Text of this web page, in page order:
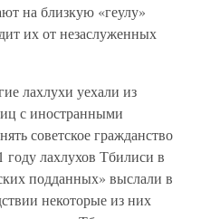
на близкую «геулу»
их от незаслуженных
лахлухи уехали из
с иностранными
советское гражданство
году лахлухов Тбилиси в
подданных» выслали в
некоторые из них